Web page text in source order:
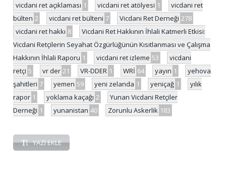
vicdani ret açıklaması 1 vicdani ret atölyesi 1
vicdani ret
bülten 2 vicdani ret bülteni 7 Vicdani Ret Derneği 278
vicdani ret hakkı 8
Vicdani Ret Hakkının İhlali Katmerli Etkisi:
Vicdani Retçilerin Seyahat Özgürlüğünün Kısıtlanması ve Çalışma
Hakkının İhlali Raporu 1 vicdani ret izleme 53
vicdani
retçi 5 vr der 21 VR-DDER 1 WRİ 64 yayın 1
yehova
şahitleri 7 yemen 59 yeni zelanda 1 yeniçağ 1
yılık
rapor 1 yoklama kaçağı 2
Yunan Vicdani Retçiler
Derneği 1 yunanistan 40 Zorunlu Askerlik 183
YAZI EKLE